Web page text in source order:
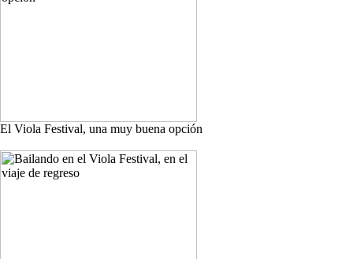
El Viola Festival, una muy buena opción